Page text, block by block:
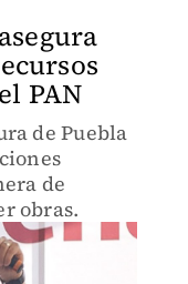
PAN
de Puebla
de
obras.